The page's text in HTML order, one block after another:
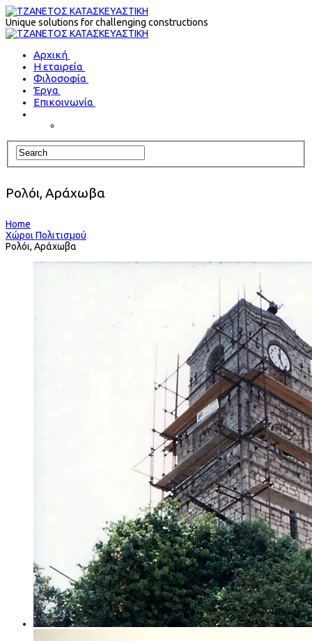
Unique solutions for challenging constructions
Αρχική
Η εταιρεία
Φιλοσοφία
Έργα
Επικοινωνία
Ρολόι, Αράχωβα
Home
Χώροι Πολιτισμού
Ρολόι, Αράχωβα